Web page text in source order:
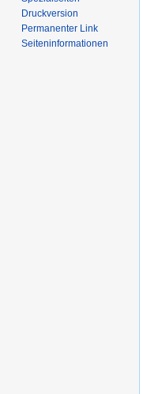
Druckversion
Permanenter Link
Seiten­informationen